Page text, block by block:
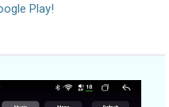
Play!